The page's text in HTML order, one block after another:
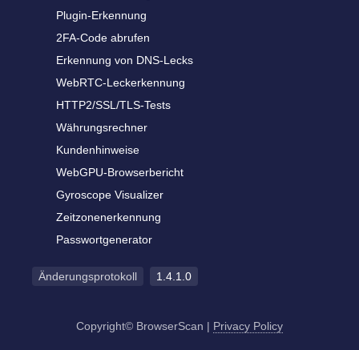
Plugin-Erkennung
2FA-Code abrufen
Erkennung von DNS-Lecks
WebRTC-Leckerkennung
HTTP2/SSL/TLS-Tests
Währungsrechner
Kundenhinweise
WebGPU-Browserbericht
Gyroscope Visualizer
Zeitzonenerkennung
Passwortgenerator
Änderungsprotokoll 1.4.1.0
Copyright© BrowserScan | Privacy Policy